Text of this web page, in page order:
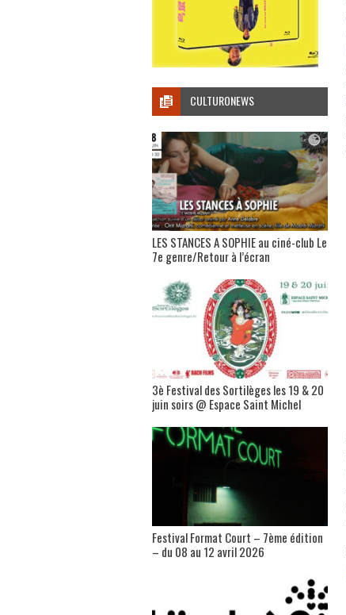
CULTURONEWS
LES STANCES A SOPHIE au ciné-club Le
7e genre/Retour à l’écran
3è Festival des Sortilèges les 19 & 20
juin soirs @ Espace Saint Michel
Festival Format Court – 7ème édition
– du 08 au 12 avril 2026